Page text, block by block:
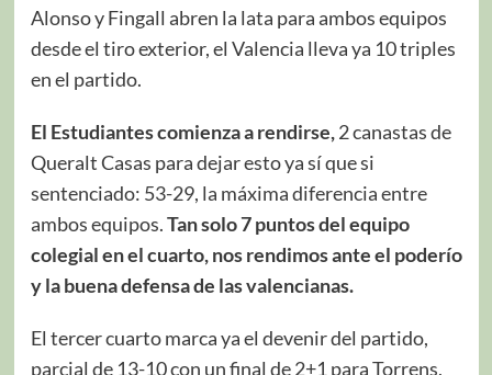
Alonso y Fingall abren la lata para ambos equipos
desde el tiro exterior, el Valencia lleva ya 10 triples
en el partido.
El Estudiantes comienza a rendirse,2 canastas de
Queralt Casas para dejar esto ya sí que si
sentenciado: 53-29, la máxima diferencia entre
ambos equipos.Tan solo 7 puntos del equipo
colegial en el cuarto, nos rendimos ante el poderío
y la buena defensa de las valencianas.
El tercer cuarto marca ya el devenir del partido,
parcial de 13-10 con un final de 2+1 para Torrens,